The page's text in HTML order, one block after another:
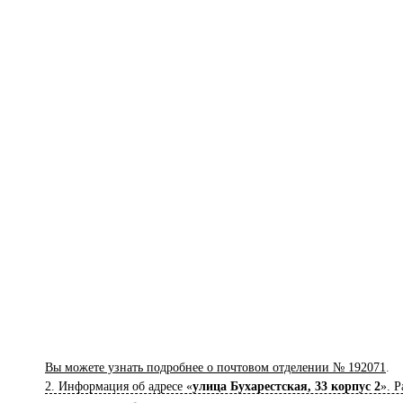
Вы можете узнать подробнее о почтовом отделении № 192071
2. Информация об адресе «улица Бухарестская, 33 корпус 2».